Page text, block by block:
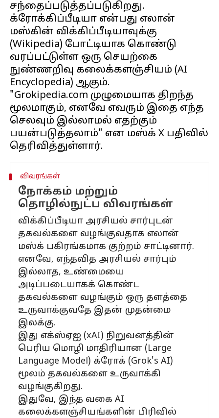
சந்தைப்படுத்தப்படுகிறது.
க்ரோக்கிப்பீடியா என்பது எலான்
மஸ்கின் விக்கிப்பீடியாவுக்கு
(Wikipedia) போட்டியாக கொண்டு
வரப்பட்டுள்ள ஒரு செயற்கை
நுண்ணறிவு கலைக்களஞ்சியம் (AI
Encyclopedia) ஆகும்.
"Grokipedia.com முழுமையாக திறந்த
மூலமாகும், எனவே எவரும் இதை எந்த
செலவும் இல்லாமல் எதற்கும்
பயன்படுத்தலாம்" என மஸ்க் X பதிவில்
விவரங்கள்
நோக்கம் மற்றும்
தொழில்நுட்ப விவரங்கள்
விக்கிப்பீடியா அரசியல் சார்புடன்
தகவல்களை வழங்குவதாக எலான்
மஸ்க் பகிரங்கமாக குற்றம் சாட்டினார்.
எனவே, எந்தவித அரசியல் சார்பும்
இல்லாத, உண்மையை
அடிப்படையாகக் கொண்ட
தகவல்களை வழங்கும் ஒரு தளத்தை
உருவாக்குவதே இதன் முதன்மை
இலக்கு.
இது எக்ஸ்ஏஐ (xAI) நிறுவனத்தின்
பெரிய மொழி மாதிரியான (Large
Language Model) க்ரோக் (Grok's AI)
மூலம் தகவல்களை உருவாக்கி
வழங்குகிறது.
இதுவே, இந்த வகை AI
கலைக்களஞ்சியங்களின் பிரிவில்